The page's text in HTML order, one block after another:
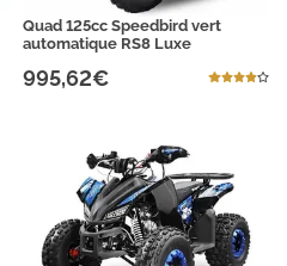
Quad 125cc Speedbird vert
automatique RS8 Luxe
995,62€